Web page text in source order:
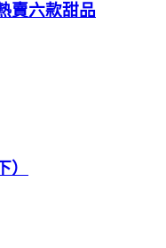
賣六款甜品
）